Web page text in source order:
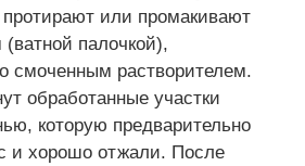
протирают или промакивают
палочкой),
смоченным растворителем.
обработанные участки
которую предварительно
и хорошо отжали. После